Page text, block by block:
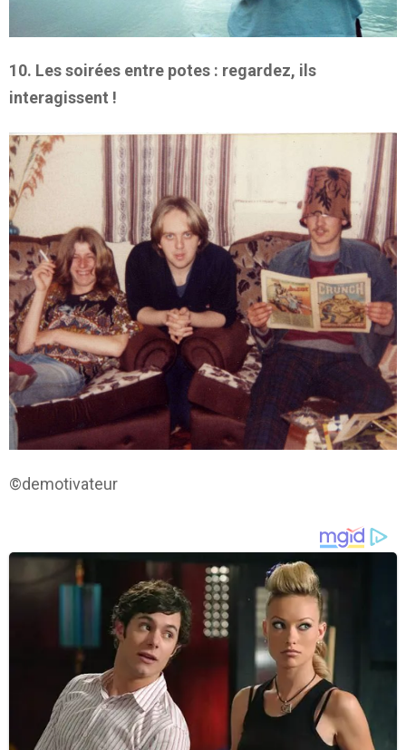
10. Les soirées entre potes : regardez, ils
interagissent !
©demotivateur